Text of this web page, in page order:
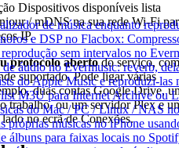
de música enquanto
e DSP no Flacbox:
sem intervalos no
áudio no Evermusic: reverb,
do Apple Music e reproduzi-las
M3U para Internet Archive ou
do Mac / PC / Linux / NAS
próprias músicas no iPhone
álbuns para faixas locais no
Dispositivos disponíveis lista
/ mDNS na sua rede Wi-Fi
IP.
protocolo abertodo serviço, com
suportado. Pode ligar várias
duas contas Google Drive,
trabalho, ou um servidor Plex e
no ecrã de Conexões.